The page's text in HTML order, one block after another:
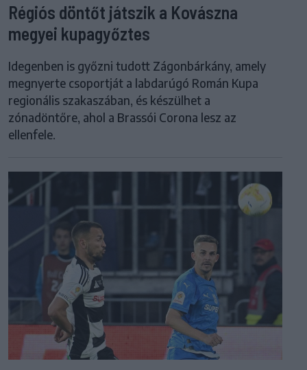
Régiós döntőt játszik a Kovászna
megyei kupagyőztes
Idegenben is győzni tudott Zágonbárkány, amely
megnyerte csoportját a labdarúgó Román Kupa
regionális szakaszában, és készülhet a
zónadöntőre, ahol a Brassói Corona lesz az
ellenfele.